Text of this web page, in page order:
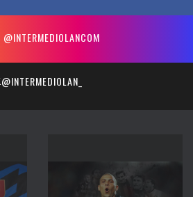
@INTERMEDIOLANCOM
@INTERMEDIOLAN_